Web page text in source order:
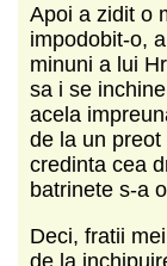
Apoi a zidit o
impodobit-o,
minuni a lui
sa i se
acela
de la un
credinta cea
batrinete s-a
Deci, fratii
de la